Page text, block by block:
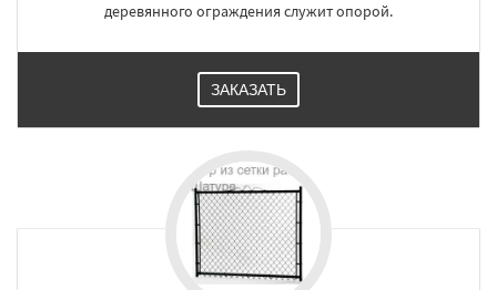
деревянного ограждения служит опорой.
ЗАКАЗАТЬ